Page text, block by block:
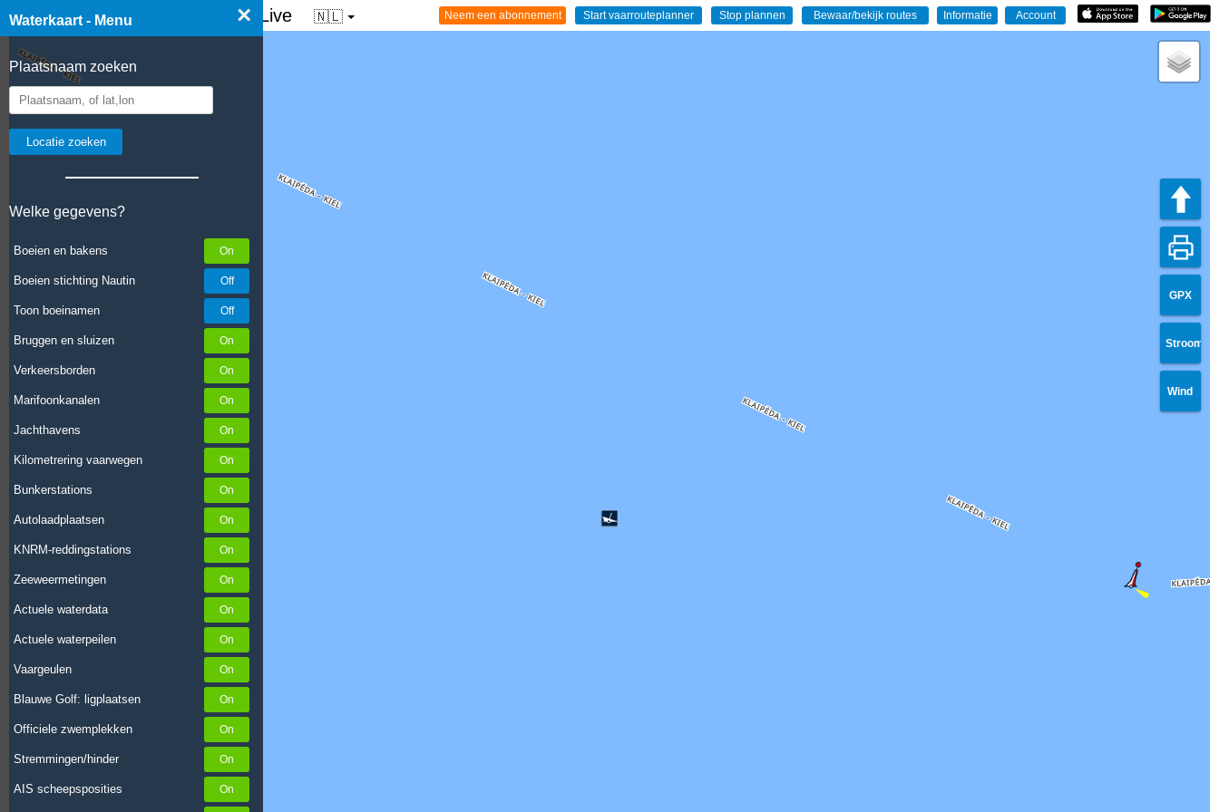
Waterkaart - Menu ×
Plaatsnaam zoeken
Welke gegevens?
Boeien en bakens
Boeien stichting Nautin
Toon boeinamen
Bruggen en sluizen
Verkeersborden
Marifoonkanalen
Jachthavens
Kilometrering vaarwegen
Bunkerstations
Autolaadplaatsen
KNRM-reddingstations
Zeeweermetingen
Actuele waterdata
Actuele waterpeilen
Vaargeulen
Blauwe Golf: ligplaatsen
Officiele zwemplekken
Stremmingen/hinder
AIS scheepsposities
☰ Waterkaart van Nederland - Live 🇳🇱
GPX
Stroom
Wind